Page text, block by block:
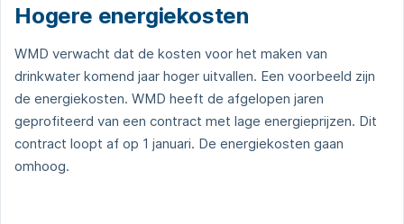
Hogere energiekosten
WMD verwacht dat de kosten voor het maken van
drinkwater komend jaar hoger uitvallen. Een voorbeeld zijn
de energiekosten. WMD heeft de afgelopen jaren
geprofiteerd van een contract met lage energieprijzen. Dit
contract loopt af op 1 januari. De energiekosten gaan
omhoog.